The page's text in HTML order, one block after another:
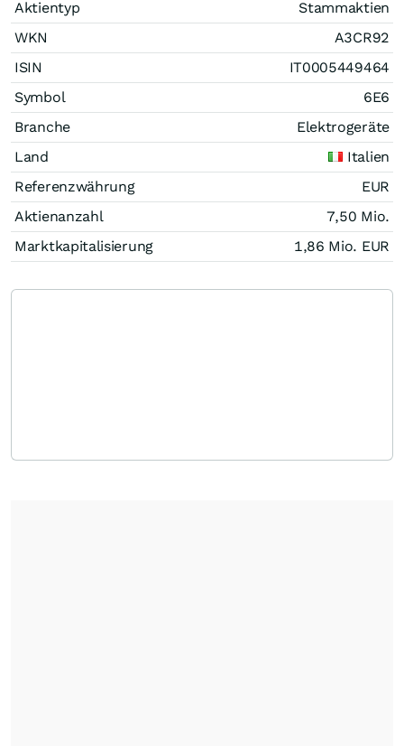
Aktientyp
Stammaktien
WKN
A3CR92
ISIN
IT0005449464
Symbol
6E6
Branche
Elektrogeräte
Land
Italien
Referenzwährung
EUR
Aktienanzahl
7,50 Mio.
Marktkapitalisierung
1,86 Mio. EUR